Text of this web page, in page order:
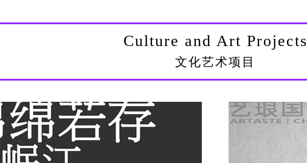
Culture and Art Projects
文化艺术项目